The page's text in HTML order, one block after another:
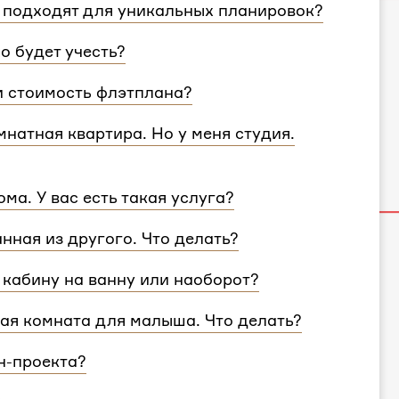
для уникальных планировок?
будет учесть?
поделиться вашими идеями с дизайнером
флэтплана?
каждого этажа.
квартира. Но у меня студия.
для квартир и домов с любой
У вас есть такая услуга?
этажей, вам нужно выбрать проект
из другого. Что делать?
за комнату.
на ванну или наоборот?
комната для малыша. Что делать?
проекта?